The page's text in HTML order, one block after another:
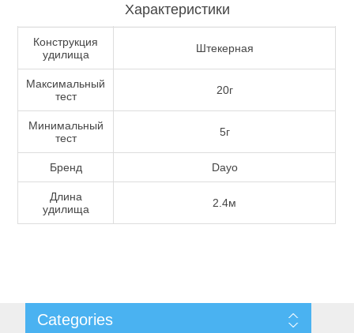
Туризм и Активный отдых
Характеристики
Конструкция
удилища
Штекерная
Максимальный
тест
20г
Минимальный
тест
5г
Бренд Dayo
Длина
удилища
2.4м
Categories